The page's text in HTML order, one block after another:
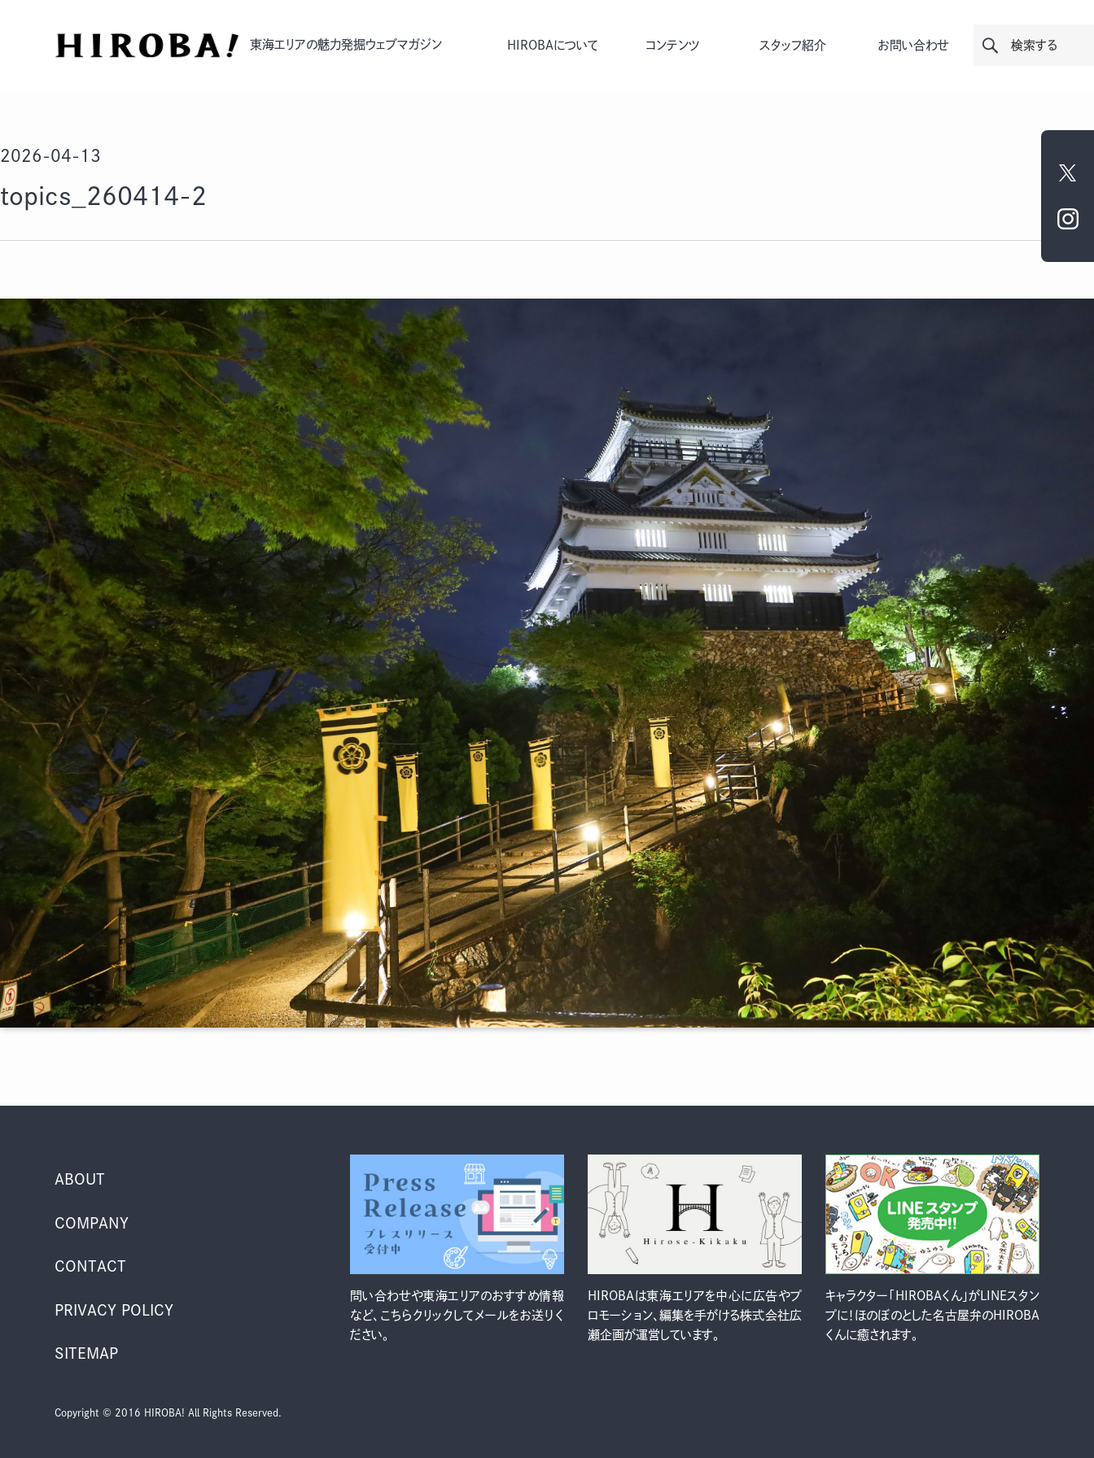
東海エリアの魅力発掘ウェブマガジン HIROBAについて コンテンツ スタッフ紹介 お問い合わせ 検索する
2026-04-13
topics_260414-2
ABOUT
COMPANY
CONTACT
PRIVACY POLICY
SITEMAP
問い合わせや東海エリアのおすすめ情報
など、こちらクリックしてメールをお送りく
ださい。
HIROBAは東海エリアを中心に広告やプ
ロモーション、編集を手がける株式会社広
瀬企画が運営しています。
キャラクター「HIROBAくん」がLINEスタン
プに！ほのぼのとした名古屋弁のHIROBA
くんに癒されます。
Copyright © 2016 HIROBA! All Rights Reserved.